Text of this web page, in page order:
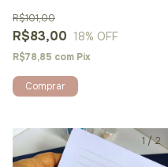
R$83,00
R$101,00
18% OFF
R$78,85 com Pix
1/2